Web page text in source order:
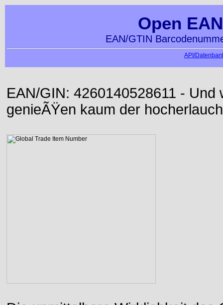
Open
EAN/GTIN
API/
EAN/GIN: 4260140528611 -
genieÃŸen kaum der